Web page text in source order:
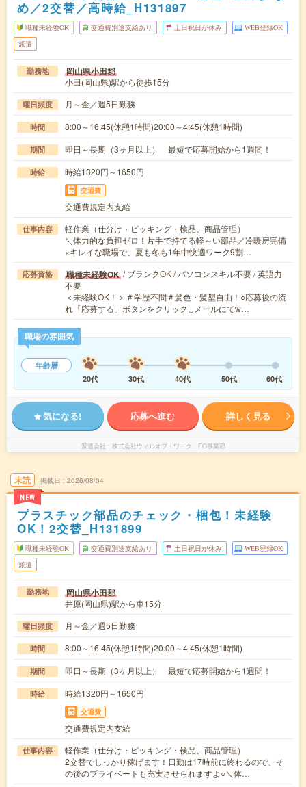
め／2交替／高時給_H131897
職種未経験OK 交通費別途支給あり 土日祝日が休み WEB登録OK
派遣
勤務地 岡山県小田郡
小田(岡山県)駅から徒歩15分
曜日頻度 月～金／週5日勤務
時間 8:00～16:45(休憩1時間)20:00～4:45(休憩1時間)
期間 即日～長期（3ヶ月以上） 最短で応募開始から1週間！
時給 時給1320円～1650円
交通費
交通費規定内支給
仕事内容
軽作業（仕分け・ピッキング・検品、商品管理）
＼体力的な負担ゼロ！片手で持てる軽～い部品／冷暖房完備
×キレイな職場で、夏も冬も1年中快適ワーク9割…
応募資格 職種未経験OK / ブランクOK / パソコンスキル不要 / 英語力
不要
＜未経験OK！＞＃学歴不問＃髪色・髪型自由！○応募後の流
れ「応募する」ボタンをクリック↓メールにてw…
職場の雰囲気
年齢層
20代
30代 40代 50代 60代
気になる! 応募へ進む 詳しく見る
派遣会社 株式会社ウィルオブ・ワーク FO事業部
未読
NEW
掲載日 2026/08/04
プラスチック部品のチェック・梱包！未経験
OK！2交替_H131899
職種未経験OK 交通費別途支給あり 土日祝日が休み WEB登録OK
派遣
勤務地 岡山県小田郡
井原(岡山県)駅から車15分
曜日頻度 月～金／週5日勤務
時間 8:00～16:45(休憩1時間)20:00～4:45(休憩1時間)
期間 即日～長期（3ヶ月以上） 最短で応募開始から1週間！
時給 時給1320円～1650円
交通費
交通費規定内支給
仕事内容
軽作業（仕分け・ピッキング・検品、商品管理）
2交替でしっかり稼げます！日勤は17時前に終わるので、そ
の後のプライベートも充実させられますよ○＼体…